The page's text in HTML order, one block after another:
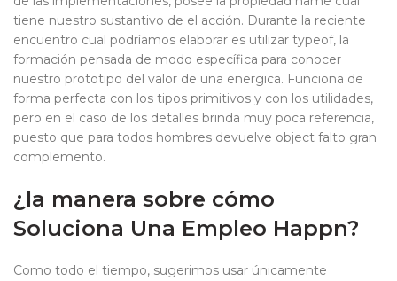
tiene nuestro sustantivo de el acción. Durante la reciente
encuentro cual podrí­amos elaborar es utilizar typeof, la
formación pensada de modo específica para conocer
nuestro prototipo del valor de una energica. Funciona de
forma perfecta con los tipos primitivos y con los utilidades,
pero en el caso de los detalles brinda muy poca referencia,
puesto que para todos hombres devuelve object falto gran
complemento.
¿la manera sobre cómo
Soluciona Una Empleo Happn?
Como todo el tiempo, sugerimos usar únicamente